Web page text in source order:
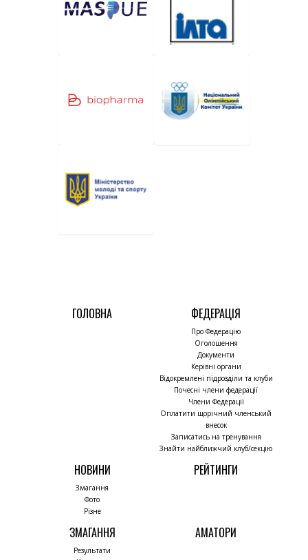
ГОЛОВНА ФЕДЕРАЦІЯ
Про Федерацію
Оголошення
Документи
Керівні органи
Відокремлені підрозділи та клуби
Почесні члени федерації
Члени Федерації
Оплатити щорічний членський
внесок
Записатись на тренування
Знайти найближчий клуб/секцію
НОВИНИ
Змагання
Фото
Різне
РЕЙТИНГИ
ЗМАГАННЯ
Результати
АМАТОРИ